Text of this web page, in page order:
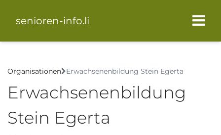
senioren-info.li
Organisationen Erwachsenenbildung Stein Egerta
Erwachsenenbildung
Stein Egerta